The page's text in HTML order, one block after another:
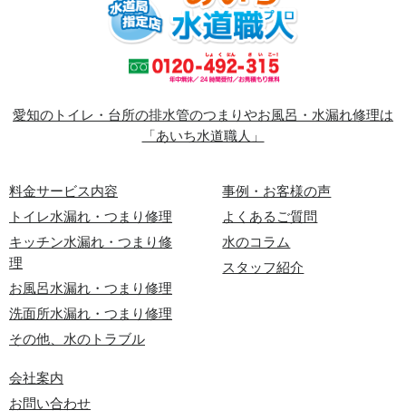
愛知のトイレ・台所の排水管のつまりやお風呂・水漏れ修理は
「あいち水道職人」
料金サービス内容
トイレ水漏れ・つまり修理
キッチン水漏れ・つまり修
理
お風呂水漏れ・つまり修理
洗面所水漏れ・つまり修理
その他、水のトラブル
事例・お客様の声
よくあるご質問
水のコラム
スタッフ紹介
会社案内
お問い合わせ